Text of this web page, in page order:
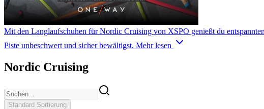
Mit den Langlaufschuhen für Nordic Cruising von XSPO genießt du
Piste unbeschwert und sicher bewältigst. Mehr lesen
Nordic Cruising
Standard Sortierung